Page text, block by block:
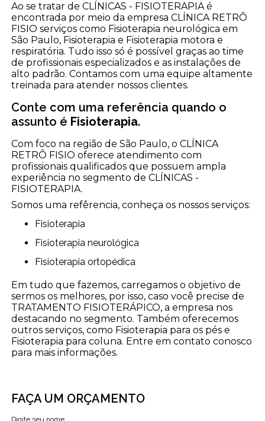
Ao se tratar de CLÍNICAS - FISIOTERAPIA é
encontrada por meio da empresa CLÍNICA RETRÔ
FISIO serviços como Fisioterapia neurológica em
São Paulo, Fisioterapia e Fisioterapia motora e
respiratória. Tudo isso só é possível graças ao time
de profissionais especializados e as instalações de
alto padrão. Contamos com uma equipe altamente
treinada para atender nossos clientes.
Conte com uma referência quando o
assunto é Fisioterapia.
Com foco na região de São Paulo, o CLÍNICA
RETRÔ FISIO oferece atendimento com
profissionais qualificados que possuem ampla
experiência no segmento de CLÍNICAS -
FISIOTERAPIA.
Somos uma refêrencia, conheça os nossos serviços:
Fisioterapia
Fisioterapia neurológica
Fisioterapia ortopédica
Em tudo que fazemos, carregamos o objetivo de
sermos os melhores, por isso, caso você precise de
TRATAMENTO FISIOTERÁPICO, a empresa nos
destacando no segmento. Também oferecemos
outros serviços, como Fisioterapia para os pés e
Fisioterapia para coluna. Entre em contato conosco
para mais informações.
FAÇA UM ORÇAMENTO
Digite seu nome